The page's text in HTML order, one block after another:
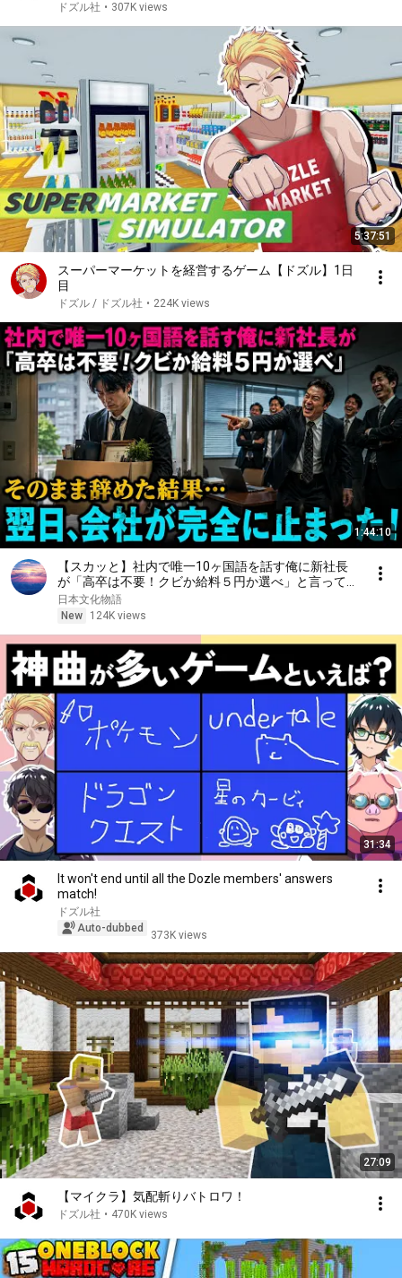
ドズル社 • 307K views
5:37:51
スーパーマーケットを経営するゲーム【ドズル】1日
目
ドズル / ドズル社 • 224K views
1:44:10
【スカッと】社内で唯一10ヶ国語を話す俺に新社長
が「高卒は不要！クビか給料５円か選べ」と言ってき
た。そのまま辞めた結果
日本文化物語
New
124K views
31:34
It won't end until all the Dozle members' answers
match!
ドズル社
Auto-dubbed
373K views
27:09
【マイクラ】気配斬りバトロワ！
ドズル社 • 470K views